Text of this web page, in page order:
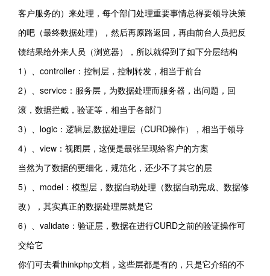
客户服务的）来处理，每个部门处理重要事情总得要领导决策
的吧（最终数据处理），然后再原路返回，再由前台人员把反
馈结果给外来人员（浏览器），所以就得到了如下分层结构
1）、controller：控制层，控制转发，相当于前台
2）、service：服务层，为数据处理而服务器，出问题，回
滚，数据拦截，验证等，相当于各部门
3）、logic：逻辑层,数据处理层（CURD操作），相当于领导
4）、view：视图层，这便是最张呈现给客户的方案
当然为了数据的更细化，规范化，还少不了其它的层
5）、model：模型层，数据自动处理（数据自动完成、数据修
改），其实真正的数据处理层就是它
6）、validate：验证层，数据在进行CURD之前的验证操作可
交给它
你们可去看thinkphp文档，这些层都是有的，只是它介绍的不